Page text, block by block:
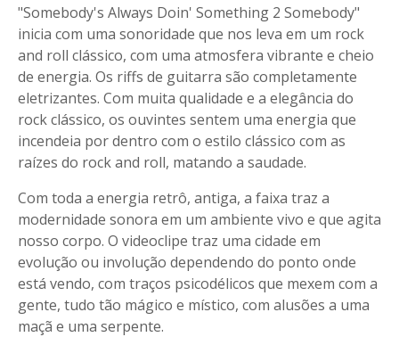
"Somebody's Always Doin' Something 2 Somebody"
inicia com uma sonoridade que nos leva em um rock
and roll clássico, com uma atmosfera vibrante e cheio
de energia. Os riffs de guitarra são completamente
eletrizantes. Com muita qualidade e a elegância do
rock clássico, os ouvintes sentem uma energia que
incendeia por dentro com o estilo clássico com as
raízes do rock and roll, matando a saudade.
Com toda a energia retrô, antiga, a faixa traz a
modernidade sonora em um ambiente vivo e que agita
nosso corpo. O videoclipe traz uma cidade em
evolução ou involução dependendo do ponto onde
está vendo, com traços psicodélicos que mexem com a
gente, tudo tão mágico e místico, com alusões a uma
maçã e uma serpente.